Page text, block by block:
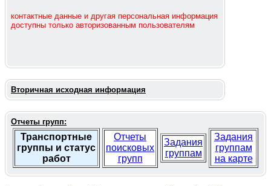
контактные данные и другая персональная информация
доступны только авторизованным пользователям
Вторичная исходная информация
Отчеты групп:
Транспортные
группы и статус
работ
Отчеты
поисковых
групп
Задания
группам
Задания
группам
на карте